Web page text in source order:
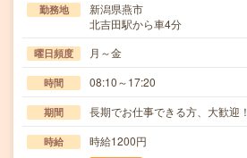
勤務地
新潟県燕市
北吉田駅から車4分
曜日頻度 月～金
時間 08:10～17:20
期間 長期でお仕事できる方、大歓迎！
時給 時給1200円